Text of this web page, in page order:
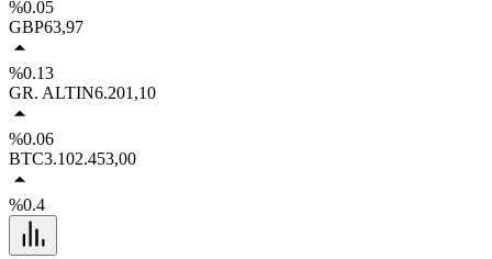
%0.05
GBP63,97
%0.13
GR. ALTIN6.201,10
%0.06
BTC3.102.453,00
%0.4